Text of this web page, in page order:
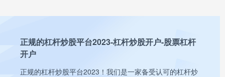
正规的杠杆炒股平台2023-杠杆炒股开户-股票杠杆
开户
正规的杠杆炒股平台2023！我们是一家备受认可的杠杆炒